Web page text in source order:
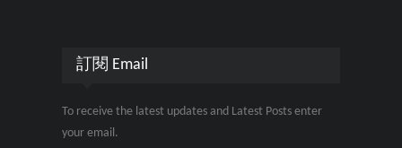
訂閱 Email
To receive the latest updates and Latest Posts enter
your email.